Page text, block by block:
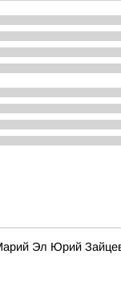
Эл Юрий Зайцев